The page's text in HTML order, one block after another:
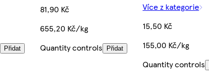
Přidat
81,90 Kč
655,20 Kč/kg
Quantity controls
Přidat
Více z kategorie
15,50 Kč
155,00 Kč/kg
Quantity controls